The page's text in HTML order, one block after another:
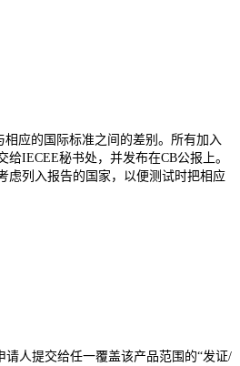
相应的国际标准之间的差别。所有加入
IECEE秘书处，并发布在CB公报上。
虑列入报告的国家，以便测试时把相应
请人提交给任一覆盖该产品范围的“发证/